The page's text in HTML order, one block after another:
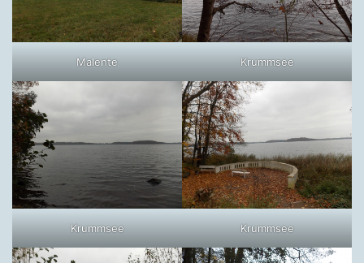
Malente Krummsee
Krummsee Krummsee